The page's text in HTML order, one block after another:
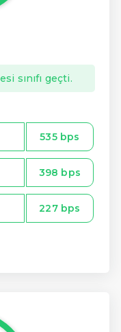
sınıfı geçti.
535 bps
398 bps
227 bps